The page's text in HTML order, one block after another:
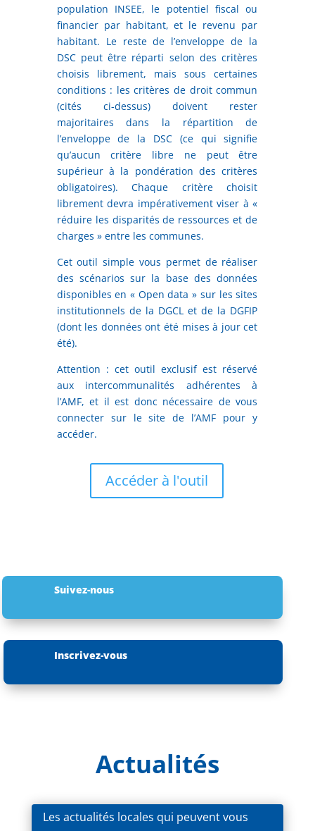
population INSEE, le potentiel fiscal ou
financier par habitant, et le revenu par
habitant. Le reste de l’enveloppe de la
DSC peut être réparti selon des critères
choisis librement, mais sous certaines
conditions : les critères de droit commun
(cités ci-dessus) doivent rester
majoritaires dans la répartition de
l’enveloppe de la DSC (ce qui signifie
qu’aucun critère libre ne peut être
supérieur à la pondération des critères
obligatoires). Chaque critère choisit
librement devra impérativement viser à «
réduire les disparités de ressources et de
charges » entre les communes.
Cet outil simple vous permet de réaliser
des scénarios sur la base des données
disponibles en « Open data » sur les sites
institutionnels de la DGCL et de la DGFIP
(dont les données ont été mises à jour cet
été).
Attention : cet outil exclusif est réservé
aux intercommunalités adhérentes à
l’AMF, et il est donc nécessaire de vous
connecter sur le site de l’AMF pour y
accéder.
Accéder à l'outil
Suivez-nous
Inscrivez-vous
Actualités
Les actualités locales qui peuvent vous